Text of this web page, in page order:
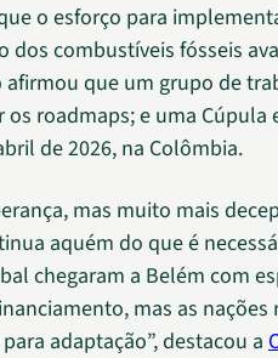
o esforço para
dos combustíveis fósseis
afirmou que um grupo de
roadmaps; e uma Cúpula
de 2026, na Colômbia.
mas muito mais
aquém do que é
chegaram a Belém com
mas as nações
adaptação”, destacou a